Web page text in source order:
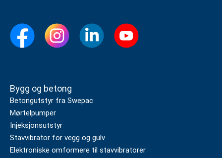
Bygg og betong
Betongutstyr fra Swepac
Mørtelpumper
Injeksjonsutstyr
Stavvibrator for vegg og gulv
Elektroniske omformere til stavvibratorer